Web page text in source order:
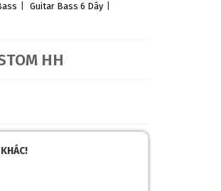
Guitar Bass 6 Dây
HH